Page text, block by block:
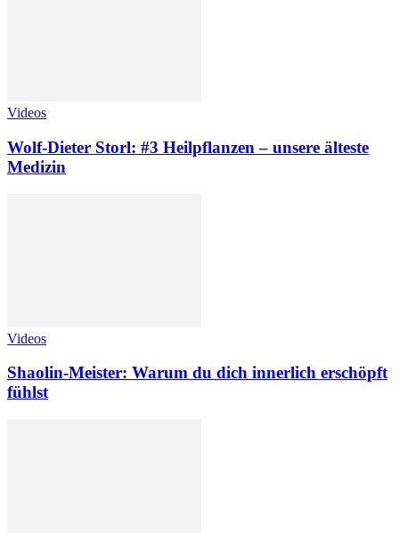
Videos
Wolf-Dieter Storl: #3 Heilpflanzen – unsere älteste
Medizin
Videos
Shaolin-Meister: Warum du dich innerlich erschöpft
fühlst